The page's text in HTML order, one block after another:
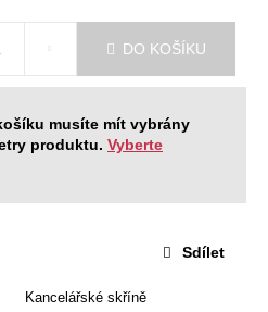
DO KOŠÍKU
musíte mít vybrány
produktu. Vyberte
Kancelářské skříně
Sdílet